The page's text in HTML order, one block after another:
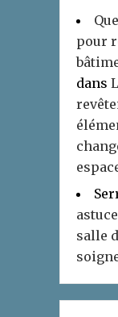
pour
dans
salle